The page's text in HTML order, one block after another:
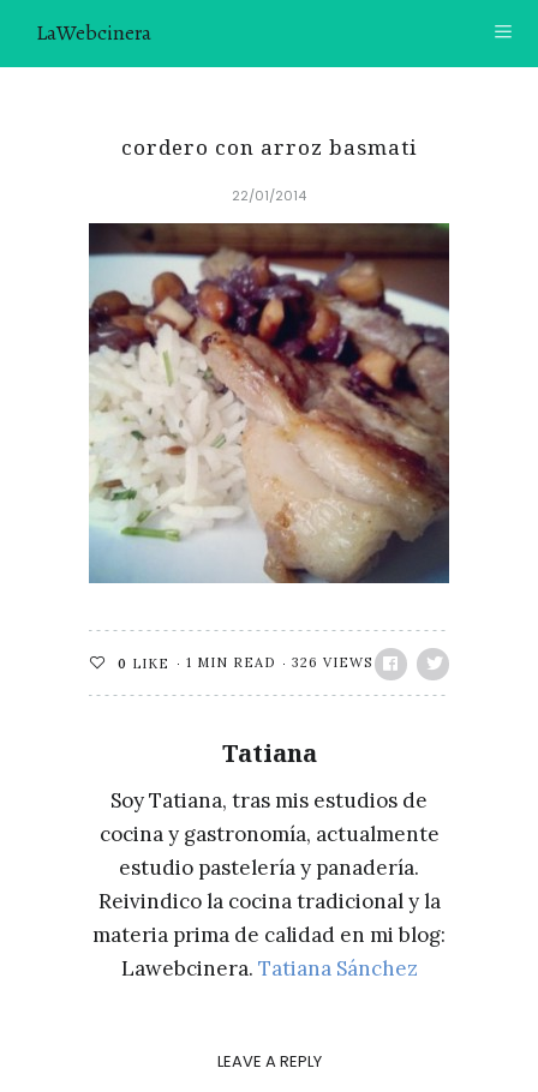
LaWebcinera
CONTACTO
¿TE GUSTARÍA UNIRTE A NUESTRA AVENTURA GASTRON
ÓMICA?
ÚNETE A LA NEWSLETTER
RECOMENDACIONES
cordero con arroz basmati
22/01/2014
0 LIKE 1 MIN READ 326 VIEWS
Tatiana
Soy Tatiana, tras mis estudios de
cocina y gastronomía, actualmente
estudio pastelería y panadería.
Reivindico la cocina tradicional y la
materia prima de calidad en mi blog:
Lawebcinera. Tatiana Sánchez
LEAVE A REPLY